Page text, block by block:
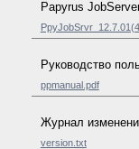
Papyrus
Руководство
ppmanual.pdf
Журнал
version.txt